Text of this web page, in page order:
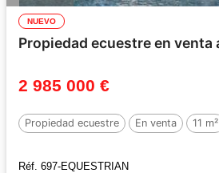
NUEVO
Propiedad ecuestre en
2 985 000 €
Propiedad ecuestre En venta 11 m²
Réf. 697-EQUESTRIAN